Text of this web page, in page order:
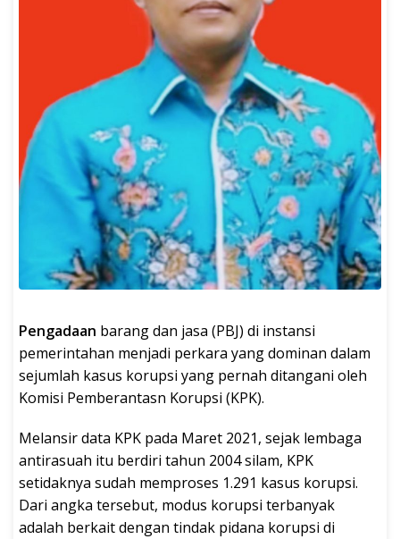
Pengadaan barang dan jasa (PBJ) di instansi
pemerintahan menjadi perkara yang dominan dalam
sejumlah kasus korupsi yang pernah ditangani oleh
Komisi Pemberantasn Korupsi (KPK).
Melansir data KPK pada Maret 2021, sejak lembaga
antirasuah itu berdiri tahun 2004 silam, KPK
setidaknya sudah memproses 1.291 kasus korupsi.
Dari angka tersebut, modus korupsi terbanyak
adalah berkait dengan tindak pidana korupsi di